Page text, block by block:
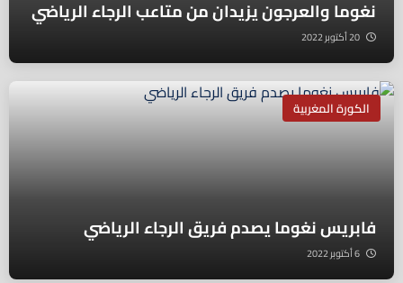
نغوما والعرجون يزيدان من متاعب الرجاء الرياضي
الكورة المغربية
فابريس نغوما يصدم فريق الرجاء الرياضي